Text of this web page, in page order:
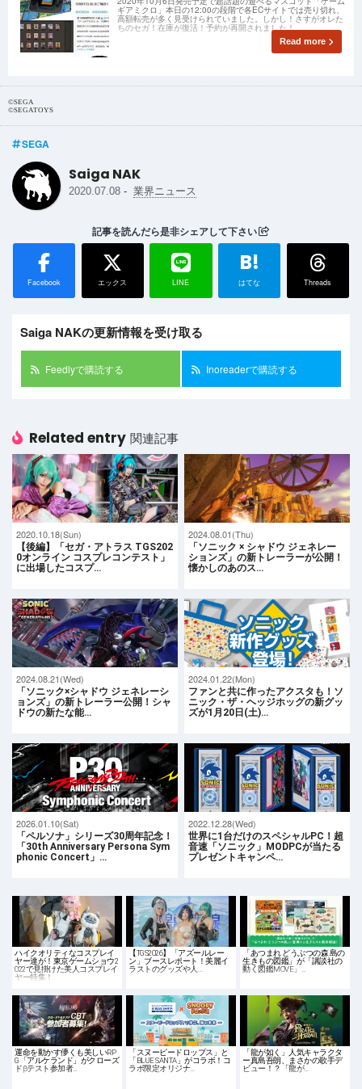
ギアミクロ」本日の12:00の段階で各ECサイトでは売り切れ、
高額転売が多く見受けられていました。しかし！さすがオレた
ちのセガ！在庫が復活！予約が再開されました！
Read more
©SEGA
©SEGATOYS
SEGA
Saiga NAK
2020.07.08 - 業界ニュース
記事を読んだら是非シェアして下さい
Facebook エックス LINE
B!
はてな Threads
Saiga NAKの更新情報を受け取る
Feedlyで購読する Inoreaderで購読する
Related entry 関連記事
2020.10.18(Sun)
【後編】「セガ・アトラス TGS202
0オンライン コスプレコンテスト」
に出場したコスプ…
2024.08.01(Thu)
「ソニック × シャドウ ジェネレー
ションズ」の新トレーラーが公開！
懐かしのあのス…
2024.08.21(Wed)
「ソニック×シャドウ ジェネレーシ
ョンズ」の新トレーラー公開！シャ
ドウの新たな能…
2024.01.22(Mon)
ファンと共に作ったアクスタも！ソ
ニック・ザ・ヘッジホッグの新グッ
ズが1月20日(土)…
2026.01.10(Sat)
「ペルソナ」シリーズ30周年記念！
「30th Anniversary Persona Sym
phonic Concert」…
2022.12.28(Wed)
世界に1台だけのスペシャルPC！超
音速「ソニック」MODPCが当たる
プレゼントキャンペ…
ハイクオリティなコスプレイ
ヤー達が！東京ゲームショウ2
022で見掛けた美人コスプレイ
ヤー特集！
【TGS2026】「アズールレー
ン」ブースレポート！美麗イ
ラストのグッズや人…
「あつまれ どうぶつの森 島の
生きもの図鑑」が「講談社の
動く図鑑MOVE」…
運命を動かす儚くも美しいRP
G「アルケランド」がクローズ
ドβテスト参加者…
「スヌーピードロップス」と
「BLUE SANTA」がコラボ！コ
ラボ限定オリジナ…
「龍が如く」人気キャラクタ
ー真島吾朗、まさかの歌手デ
ビュー！？「龍が…